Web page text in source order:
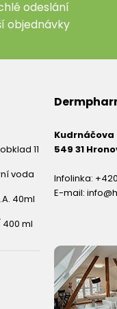
odeslání
objednávky
11
voda
40ml
400 ml
Kudrnáčova
549 31
Infolinka:
E-mail: